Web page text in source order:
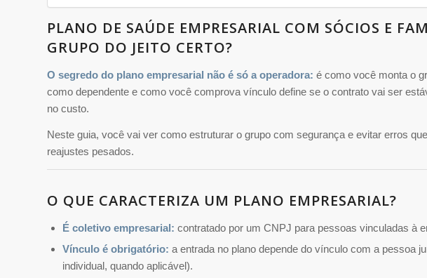
PLANO DE SAÚDE EMPRESARIAL COM SÓCIOS E
GRUPO DO JEITO CERTO?
O segredo do plano empresarial não é só a operadora: é como você monta o
como dependente e como você comprova vínculo define se o contrato vai ser
no custo.
Neste guia, você vai ver como estruturar o grupo com segurança e evitar erros
reajustes pesados.
O QUE CARACTERIZA UM PLANO EMPRESARIAL?
É coletivo empresarial: contratado por um CNPJ para pessoas vinculadas à
Vínculo é obrigatório: a entrada no plano depende do vínculo com a pessoa
individual, quando aplicável).